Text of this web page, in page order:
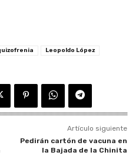
Leopoldo López
Artículo siguiente
Pedirán cartón de vacuna en
la Bajada de la Chinita